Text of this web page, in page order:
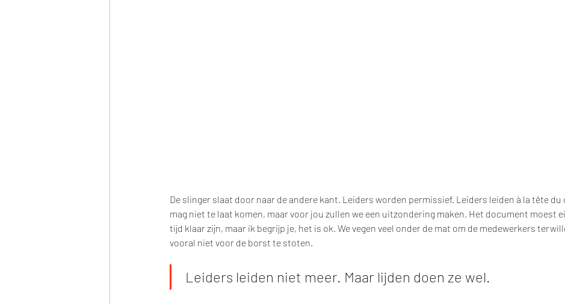
De slinger slaat door naar de andere kant. Leiders worden permissief. Leiders leiden à la tête du
mag niet te laat komen, maar voor jou zullen we een uitzondering maken. Het document moest
tijd klaar zijn, maar ik begrijp je, het is ok. We vegen veel onder de mat om de medewerkers
vooral niet voor de borst te stoten.
Leiders leiden niet meer. Maar lijden doen ze wel.